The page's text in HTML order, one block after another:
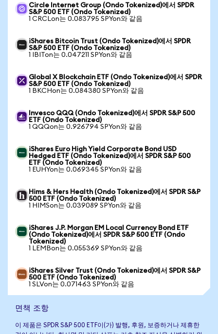
Circle Internet Group (Ondo Tokenized)에서 SPDR
S&P 500 ETF (Ondo Tokenized)
1 CRCLon는 0.083795 SPYon와 같음
iShares Bitcoin Trust (Ondo Tokenized)에서 SPDR
S&P 500 ETF (Ondo Tokenized)
1 IBITon는 0.047211 SPYon와 같음
Global X Blockchain ETF (Ondo Tokenized)에서 SPDR
S&P 500 ETF (Ondo Tokenized)
1 BKCHon는 0.084380 SPYon와 같음
Invesco QQQ (Ondo Tokenized)에서 SPDR S&P 500
ETF (Ondo Tokenized)
1 QQQon는 0.926794 SPYon와 같음
iShares Euro High Yield Corporate Bond USD
Hedged ETF (Ondo Tokenized)에서 SPDR S&P 500
ETF (Ondo Tokenized)
1 EUHYon는 0.069345 SPYon와 같음
Hims & Hers Health (Ondo Tokenized)에서 SPDR S&P
500 ETF (Ondo Tokenized)
1 HIMSon는 0.039089 SPYon와 같음
iShares J.P. Morgan EM Local Currency Bond ETF
(Ondo Tokenized)에서 SPDR S&P 500 ETF (Ondo
Tokenized)
1 LEMBon는 0.055369 SPYon와 같음
iShares Silver Trust (Ondo Tokenized)에서 SPDR S&P
500 ETF (Ondo Tokenized)
1 SLVon는 0.071463 SPYon와 같음
면책 조항
이 제품은 SPDR S&P 500 ETF이(가) 발행, 후원, 보증하거나 제휴한